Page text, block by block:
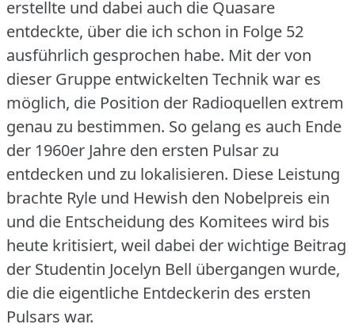
erstellte und dabei auch die Quasare
entdeckte, über die ich schon in Folge 52
ausführlich gesprochen habe. Mit der von
dieser Gruppe entwickelten Technik war es
möglich, die Position der Radioquellen extrem
genau zu bestimmen. So gelang es auch Ende
der 1960er Jahre den ersten Pulsar zu
entdecken und zu lokalisieren. Diese Leistung
brachte Ryle und Hewish den Nobelpreis ein
und die Entscheidung des Komitees wird bis
heute kritisiert, weil dabei der wichtige Beitrag
der Studentin Jocelyn Bell übergangen wurde,
die die eigentliche Entdeckerin des ersten
Pulsars war.